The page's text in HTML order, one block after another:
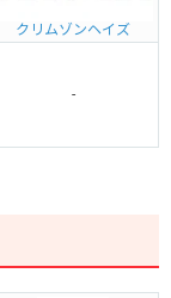
クリムゾンヘイズ
-